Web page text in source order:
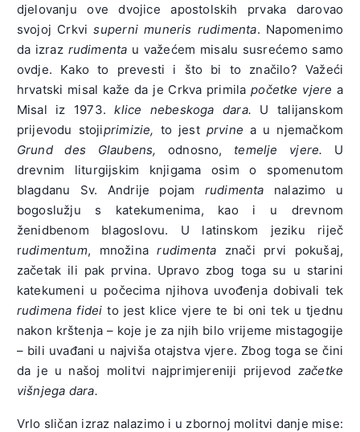
djelovanju ove dvojice apostolskih prvaka darovao
svojoj Crkvisuperni muneris rudimenta. Napomenimo
da izraz rudimenta u važećem misalu susrećemo samo
ovdje. Kako to prevesti i što bi to značilo? Važeći
hrvatski misal kaže da je Crkva primilapočetke vjere a
Misal iz 1973.klice nebeskoga dara. U talijanskom
prijevodu stojiprimizie, to jest prvine a u njemačkom
Grund des Glaubens, odnosno, temelje vjere. U
drevnim liturgijskim knjigama osim o spomenutom
blagdanu Sv. Andrije pojam rudimenta nalazimo u
bogoslužju s katekumenima, kao i u drevnom
ženidbenom blagoslovu. U latinskom jeziku riječ
rudimentum, množinarudimenta znači prvi pokušaj,
začetak ili pak prvina. Upravo zbog toga su u starini
katekumeni u počecima njihova uvođenja dobivali tek
rudimena fidei to jest klice vjere te bi oni tek u tjednu
nakon krštenja – koje je za njih bilo vrijeme mistagogije
– bili uvađani u najviša otajstva vjere. Zbog toga se čini
da je u našoj molitvi najprimjereniji prijevod začetke
višnjega dara.
Vrlo sličan izraz nalazimo i u zbornoj molitvi danje mise: